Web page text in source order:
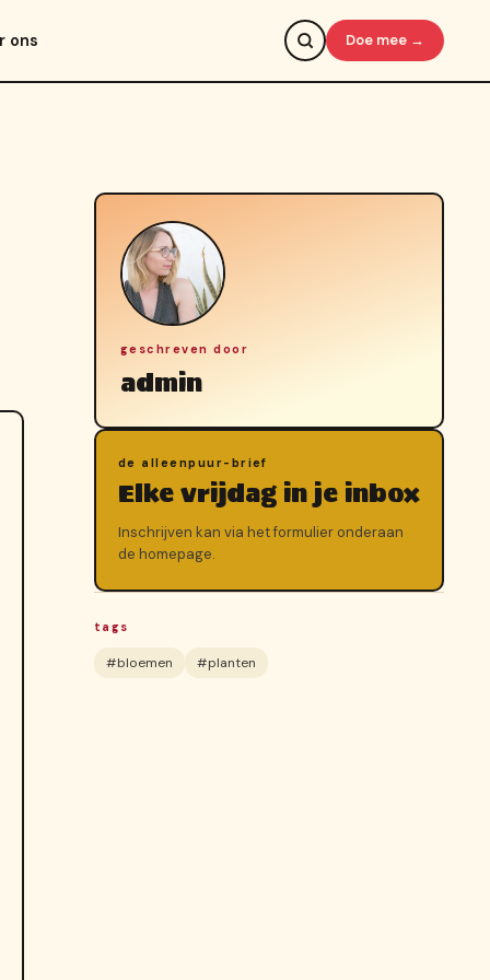
ons Doe mee →
geschreven door
admin
de alleenpuur-brief
Elke vrijdag in je inbox
Inschrijven kan via het formulier onderaan
de homepage.
tags
#bloemen #planten